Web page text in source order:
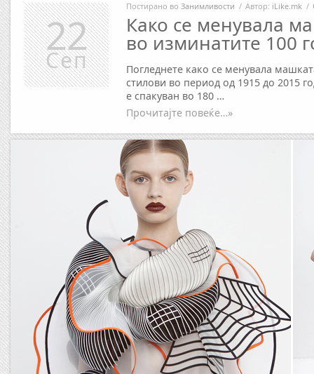
Постирано во Занимливости / Автор: iLike.mk /
Како се менувала
во изминатите 100
Погледнете како се менувала
стилови во период од 1915 до 2015
е спакуван во 180 …
Прочитајте повеќе…»
22
Сеп